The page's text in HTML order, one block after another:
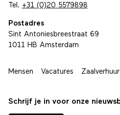
Tel. +31 (0)20 5579898
Postadres
Sint Antoniesbreestraat 69
1011 HB Amsterdam
Mensen Vacatures Zaalverhuur
Schrijf je in voor onze